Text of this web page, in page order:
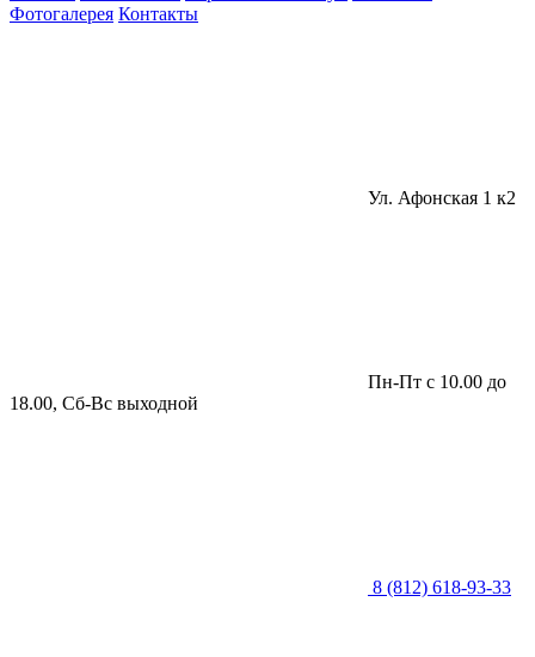
Фотогалерея Контакты
Ул. Афонская 1 к2
Пн-Пт с 10.00 до
18.00, Сб-Вс выходной
8 (812) 618-93-33